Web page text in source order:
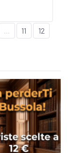
... 11 12